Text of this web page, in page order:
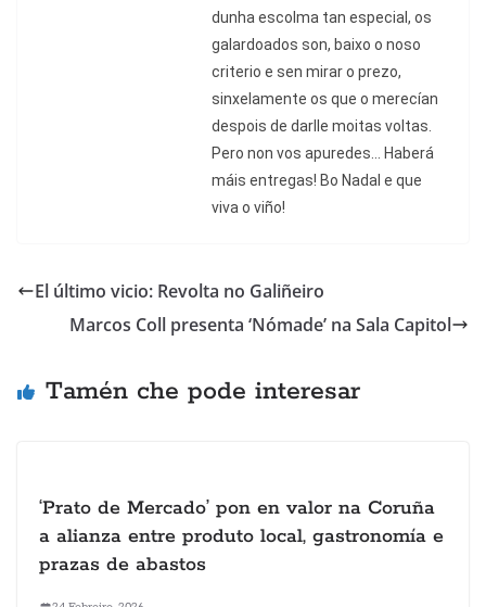
dunha escolma tan especial, os
galardoados son, baixo o noso
criterio e sen mirar o prezo,
sinxelamente os que o merecían
despois de darlle moitas voltas.
Pero non vos apuredes... Haberá
máis entregas! Bo Nadal e que
viva o viño!
El último vicio: Revolta no Galiñeiro
Marcos Coll presenta ‘Nómade’ na Sala Capitol
Tamén che pode interesar
‘Prato de Mercado’ pon en valor na Coruña
a alianza entre produto local, gastronomía e
prazas de abastos